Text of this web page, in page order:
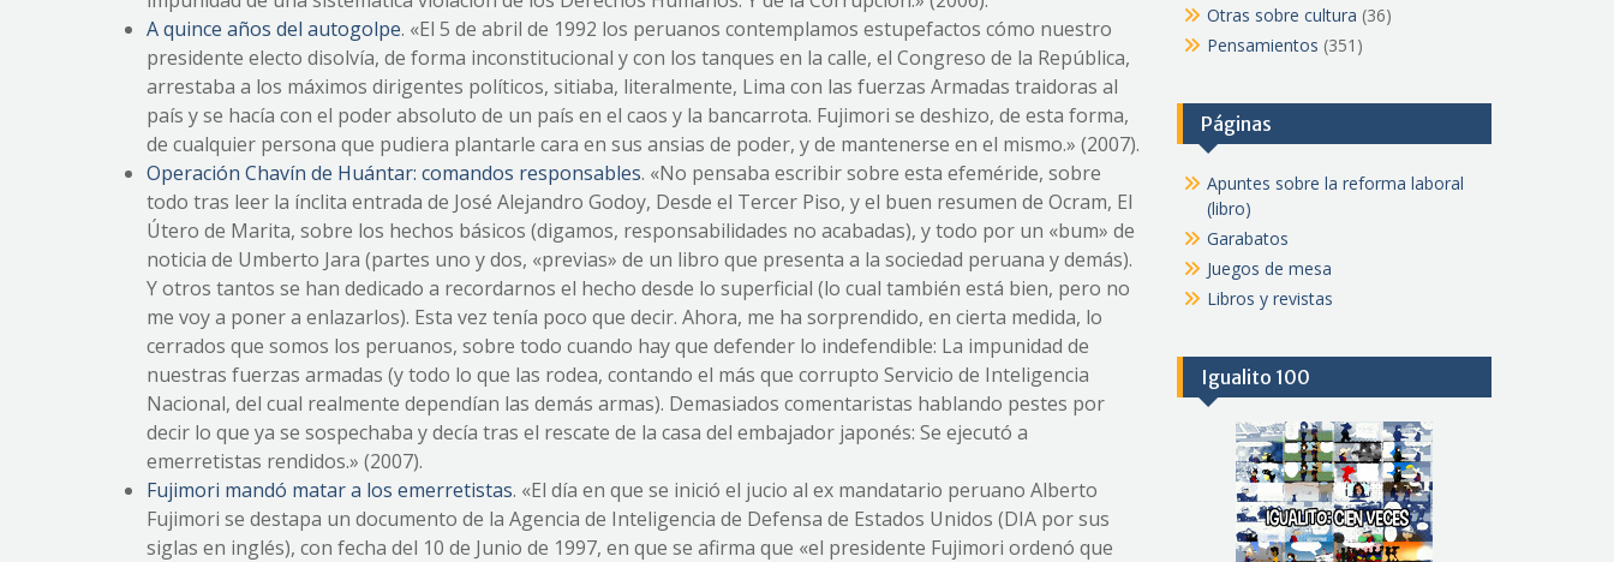
A quince años del autogolpe. «El 5 de abril de 1992 los peruanos contemplamos estupefactos cómo nuestro
presidente electo disolvía, de forma inconstitucional y con los tanques en la calle, el Congreso de la República,
arrestaba a los máximos dirigentes políticos, sitiaba, literalmente, Lima con las fuerzas Armadas traidoras al
país y se hacía con el poder absoluto de un país en el caos y la bancarrota. Fujimori se deshizo, de esta forma,
de cualquier persona que pudiera plantarle cara en sus ansias de poder, y de mantenerse en el mismo.» (2007).
Operación Chavín de Huántar: comandos responsables. «No pensaba escribir sobre esta efeméride, sobre
todo tras leer la ínclita entrada de José Alejandro Godoy, Desde el Tercer Piso, y el buen resumen de Ocram, El
Útero de Marita, sobre los hechos básicos (digamos, responsabilidades no acabadas), y todo por un «bum» de
noticia de Umberto Jara (partes uno y dos, «previas» de un libro que presenta a la sociedad peruana y demás).
Y otros tantos se han dedicado a recordarnos el hecho desde lo superficial (lo cual también está bien, pero no
me voy a poner a enlazarlos). Esta vez tenía poco que decir. Ahora, me ha sorprendido, en cierta medida, lo
cerrados que somos los peruanos, sobre todo cuando hay que defender lo indefendible: La impunidad de
nuestras fuerzas armadas (y todo lo que las rodea, contando el más que corrupto Servicio de Inteligencia
Nacional, del cual realmente dependían las demás armas). Demasiados comentaristas hablando pestes por
decir lo que ya se sospechaba y decía tras el rescate de la casa del embajador japonés: Se ejecutó a
emerretistas rendidos.» (2007).
Fujimori mandó matar a los emerretistas. «El día en que se inició el jucio al ex mandatario peruano Alberto
Fujimori se destapa un documento de la Agencia de Inteligencia de Defensa de Estados Unidos (DIA por sus
siglas en inglés), con fecha del 10 de Junio de 1997, en que se afirma que «el presidente Fujimori ordenó que
Otras sobre cultura (36)
Pensamientos (351)
Páginas
Apuntes sobre la reforma laboral
(libro)
Garabatos
Juegos de mesa
Libros y revistas
Igualito 100